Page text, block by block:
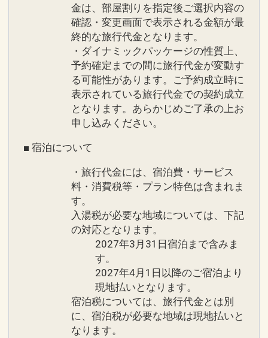
金は、部屋割りを指定後ご選択内容の
確認・変更画面で表示される金額が最
終的な旅行代金となります。
・ダイナミックパッケージの性質上、
予約確定までの間に旅行代金が変動す
る可能性があります。ご予約成立時に
表示されている旅行代金での契約成立
となります。あらかじめご了承の上お
申し込みください。
■ 宿泊について
・旅行代金には、宿泊費・サービス
料・消費税等・プラン特色は含まれま
す。
入湯税が必要な地域については、下記
の対応となります。
2027年3月31日宿泊まで含みま
す。
2027年4月1日以降のご宿泊より
現地払いとなります。
宿泊税については、旅行代金とは別
に、宿泊税が必要な地域は現地払いと
なります。